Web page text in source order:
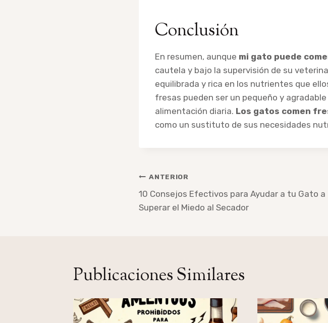
Conclusión
En resumen, aunque mi gato puede
cautela y bajo la supervisión de su
equilibrada y rica en los nutrientes que
fresas pueden ser un pequeño y
alimentación diaria. Los gatos comen
como un sustituto de sus necesidades
Navegación
de
entradas
ANTERIOR
10 Consejos Efectivos para Ayudar a tu Gato a
Superar el Miedo al Secador
Publicaciones Similares